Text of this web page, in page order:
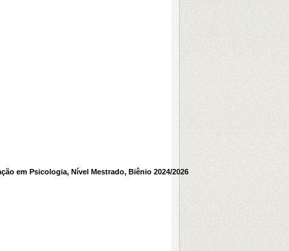
em Psicologia, Nível Mestrado, Biênio 2024/2026